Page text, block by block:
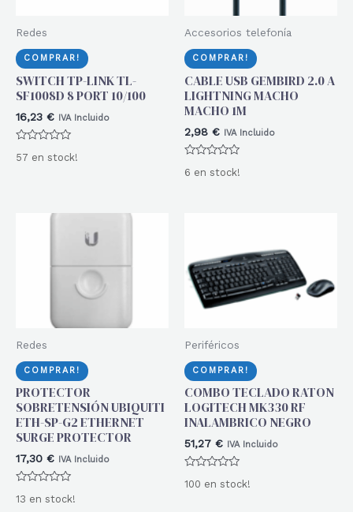
Redes
COMPRAR!
SWITCH TP-LINK TL-
SF1008D 8 PORT 10/100
16,23 € IVA Incluido
con
57 en stock!
Accesorios telefonía
COMPRAR!
CABLE USB GEMBIRD 2.0 A
LIGHTNING MACHO
MACHO 1M
2,98 € IVA Incluido
con
6 en stock!
Redes
COMPRAR!
PROTECTOR
SOBRETENSIÓN UBIQUITI
ETH-SP-G2 ETHERNET
SURGE PROTECTOR
17,30 € IVA Incluido
con
13 en stock!
Periféricos
COMPRAR!
COMBO TECLADO RATON
LOGITECH MK330 RF
INALAMBRICO NEGRO
51,27 € IVA Incluido
con
100 en stock!